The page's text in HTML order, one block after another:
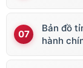
Bản đồ
hành